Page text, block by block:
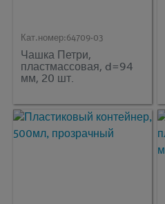
Кат.номер:64709-03
Чашка Петри,
пластмассовая, d=94
мм, 20 шт.